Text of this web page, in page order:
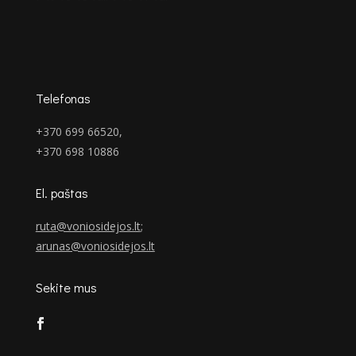
Telefonas
+370 699 66520,
+370 698 10886
El. paštas
ruta@voniosidejos.lt;
arunas@voniosidejos.lt
Sekite mus